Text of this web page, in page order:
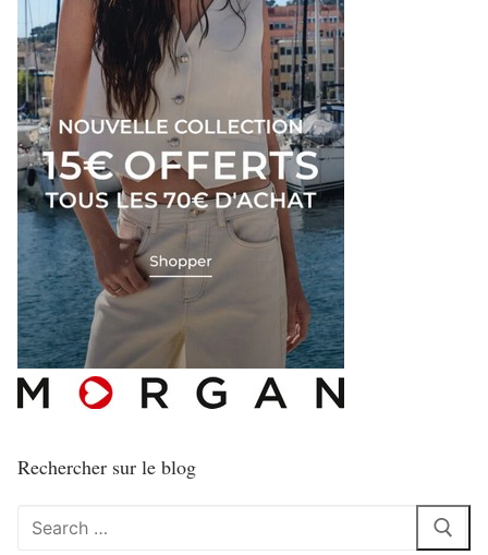
Rechercher sur le blog
Rechercher